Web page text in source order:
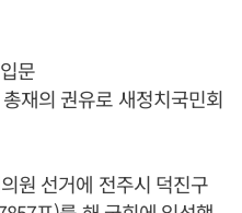
문
재의 권유로 새정치국민회
원 선거에 전주시 덕진구